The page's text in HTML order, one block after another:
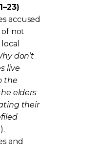
accused
of not
don’t
live
the
elders
their
and